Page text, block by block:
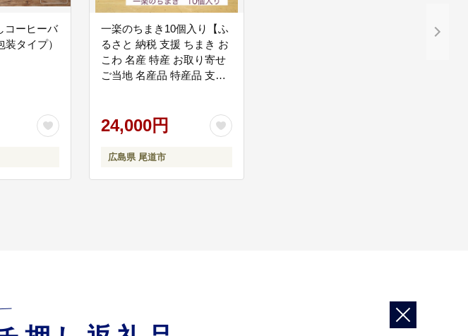
上を図るため、各種サポート体制の拡充、イベントの開催、サイクリングロードの環境整備
ます。 子どもの居場所づくり／子どもサポート事業／公園遊具設置 など
コーヒーバ
タイプ）
一楽のちまき10個入り【ふ
るさと 納税 支援 ちまき お
こわ 名産 特産 お取り寄せ
ご当地 名産品 特産品 支援
24,000円
広島県 尾道市